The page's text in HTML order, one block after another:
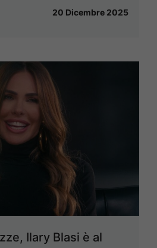
20 Dicembre 2025
Ilary Blasi è al